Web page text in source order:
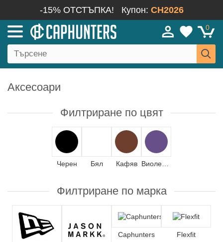
-15% ОТСТЪПКА! Купон: CH2026
0
Аксесоари
Филтриране по цвят
Черен Бял Кафяв
Филтриране по марка
Caphunters Flexfit